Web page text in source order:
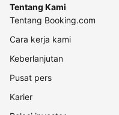
Tentang Kami
Tentang Booking.com
Cara kerja kami
Keberlanjutan
Pusat pers
Karier